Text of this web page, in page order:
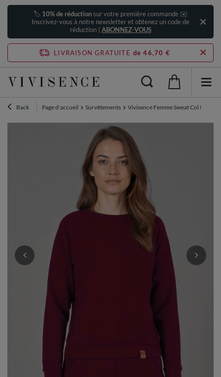
🏷️ 10% de réductionsur votre première commande ✉️
Inscrivez-vous à notre newsletter et obtenez un code de
réduction | ABONNEZ-VOUS
LIVRAISON GRATUITE de 46,70 €
Back Page d'accueil Survêtements Vivisence Femme Sweat Col Rond